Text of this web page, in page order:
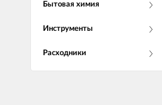
Бытовая химия
Инструменты
Расходники